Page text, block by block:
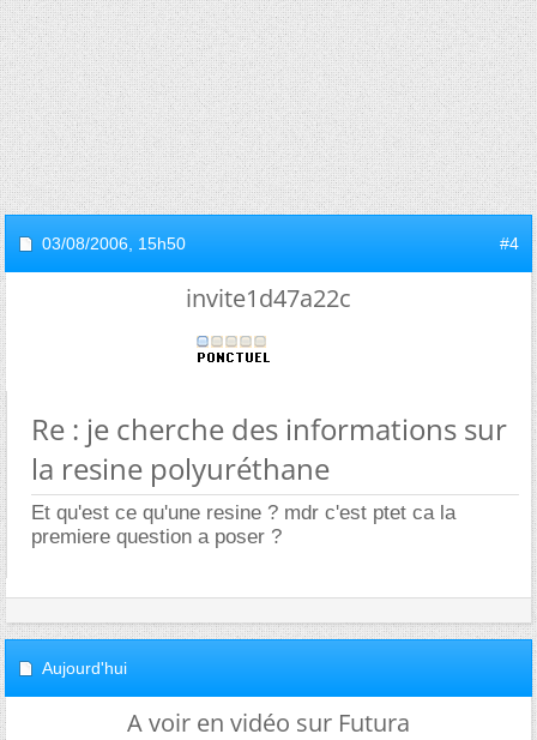
03/08/2006, 15h50 #4
invite1d47a22c
Re : je cherche des informations sur
la resine polyuréthane
Et qu'est ce qu'une resine ? mdr c'est ptet ca la
premiere question a poser ?
Aujourd'hui
A voir en vidéo sur Futura